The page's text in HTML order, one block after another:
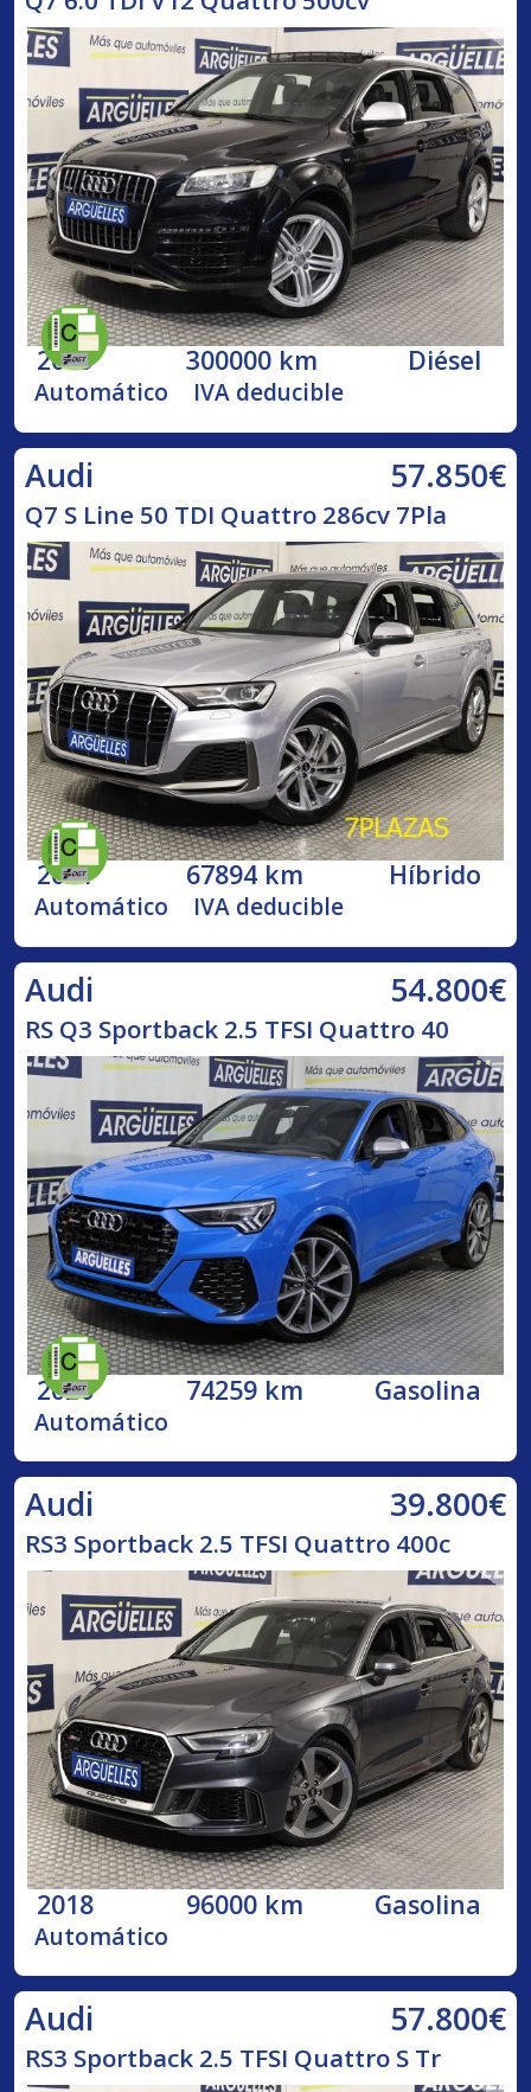
2009 300000 km Diésel
Automático IVA deducible
Audi 57.850€
Q7 S Line 50 TDI Quattro 286cv 7Pla
2021 67894 km Híbrido
Automático IVA deducible
Audi 54.800€
RS Q3 Sportback 2.5 TFSI Quattro 40
2020 74259 km Gasolina
Automático
Audi 39.800€
RS3 Sportback 2.5 TFSI Quattro 400c
2018 96000 km Gasolina
Automático
Audi 57.800€
RS3 Sportback 2.5 TFSI Quattro S Tr